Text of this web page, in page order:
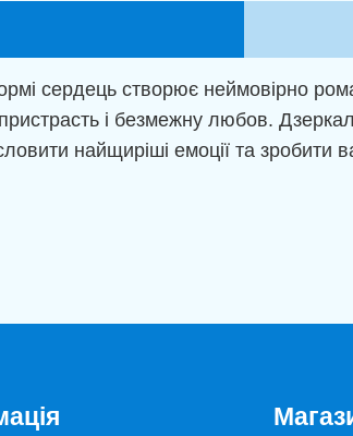
сердець створює неймовірно
і безмежну любов.
найщиріші емоції та зробити